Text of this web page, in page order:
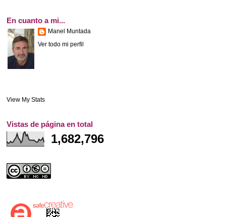
En cuanto a mi...
Manel Muntada
Ver todo mi perfil
View My Stats
Vistas de página en total
1,682,796